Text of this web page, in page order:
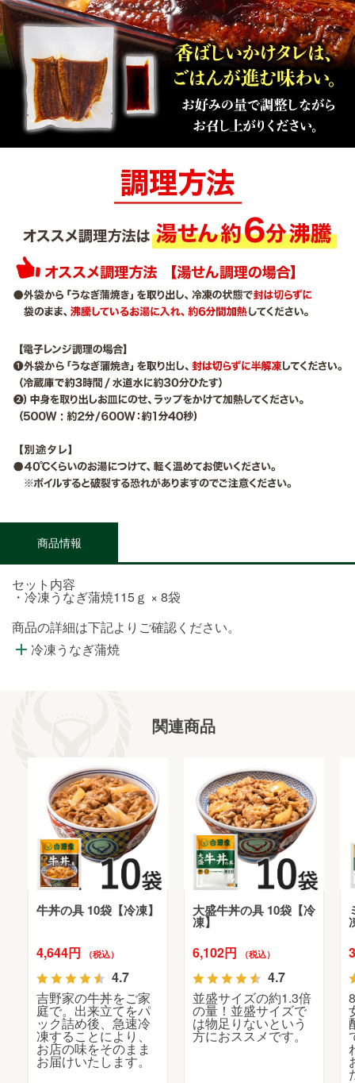
商品情報
セット内容
・冷凍うなぎ蒲焼115ｇ × 8袋
商品の詳細は下記よりご確認ください。
冷凍うなぎ蒲焼
関連商品
牛丼の具 10袋【冷凍】
4,644円 （税込）
4.7
吉野家の牛丼をご家
庭で。出来立てをパ
ック詰め後、急速冷
凍することにより、
お店の味をそのまま
お届けいたします。
大盛牛丼の具 10袋【冷
凍】
6,102円 （税込）
4.7
並盛サイズの約1.3倍
の量！並盛サイズで
は物足りないという
方におススメです。